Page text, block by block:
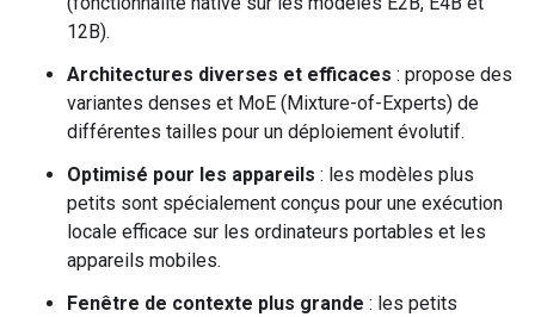
12B).
Architectures diverses et efficaces : propose des
variantes denses et MoE (Mixture-of-Experts) de
différentes tailles pour un déploiement évolutif.
Optimisé pour les appareils : les modèles plus
petits sont spécialement conçus pour une exécution
locale efficace sur les ordinateurs portables et les
appareils mobiles.
Fenêtre de contexte plus grande : les petits